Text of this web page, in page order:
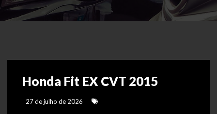
Honda Fit EX CVT 2015
27 de julho de 2026